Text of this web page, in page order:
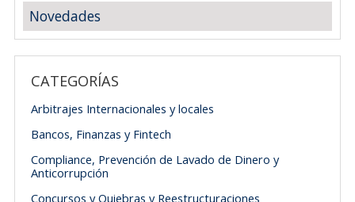
Novedades
CATEGORÍAS
Arbitrajes Internacionales y locales
Bancos, Finanzas y Fintech
Compliance, Prevención de Lavado de Dinero y
Anticorrupción
Concursos y Quiebras y Reestructuraciones